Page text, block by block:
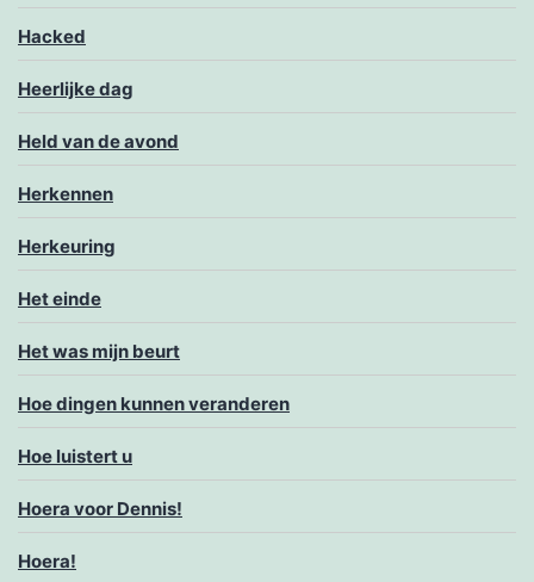
Hacked
Heerlijke dag
Held van de avond
Herkennen
Herkeuring
Het einde
Het was mijn beurt
Hoe dingen kunnen veranderen
Hoe luistert u
Hoera voor Dennis!
Hoera!